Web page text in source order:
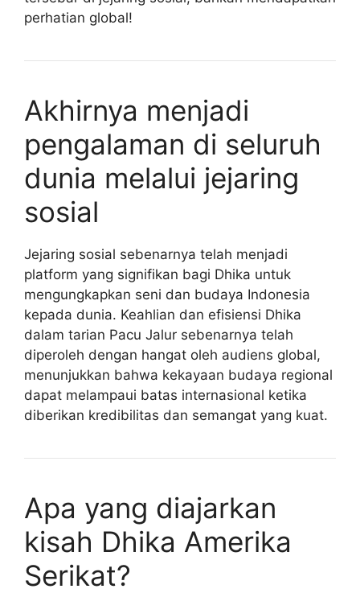
perhatian global!
Akhirnya menjadi
pengalaman di seluruh
dunia melalui jejaring
sosial
Jejaring sosial sebenarnya telah menjadi
platform yang signifikan bagi Dhika untuk
mengungkapkan seni dan budaya Indonesia
kepada dunia. Keahlian dan efisiensi Dhika
dalam tarian Pacu Jalur sebenarnya telah
diperoleh dengan hangat oleh audiens global,
menunjukkan bahwa kekayaan budaya regional
dapat melampaui batas internasional ketika
diberikan kredibilitas dan semangat yang kuat.
Apa yang diajarkan
kisah Dhika Amerika
Serikat?